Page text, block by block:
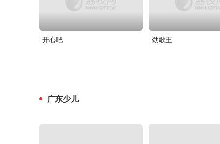
开心吧 劲歌王
广东少儿